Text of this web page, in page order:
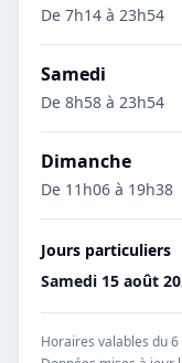
De 7h14 à 23h54
Samedi
De 8h58 à 23h54
Dimanche
De 11h06 à 19h38
Jours particuliers
Samedi 15 août
Horaires valables du